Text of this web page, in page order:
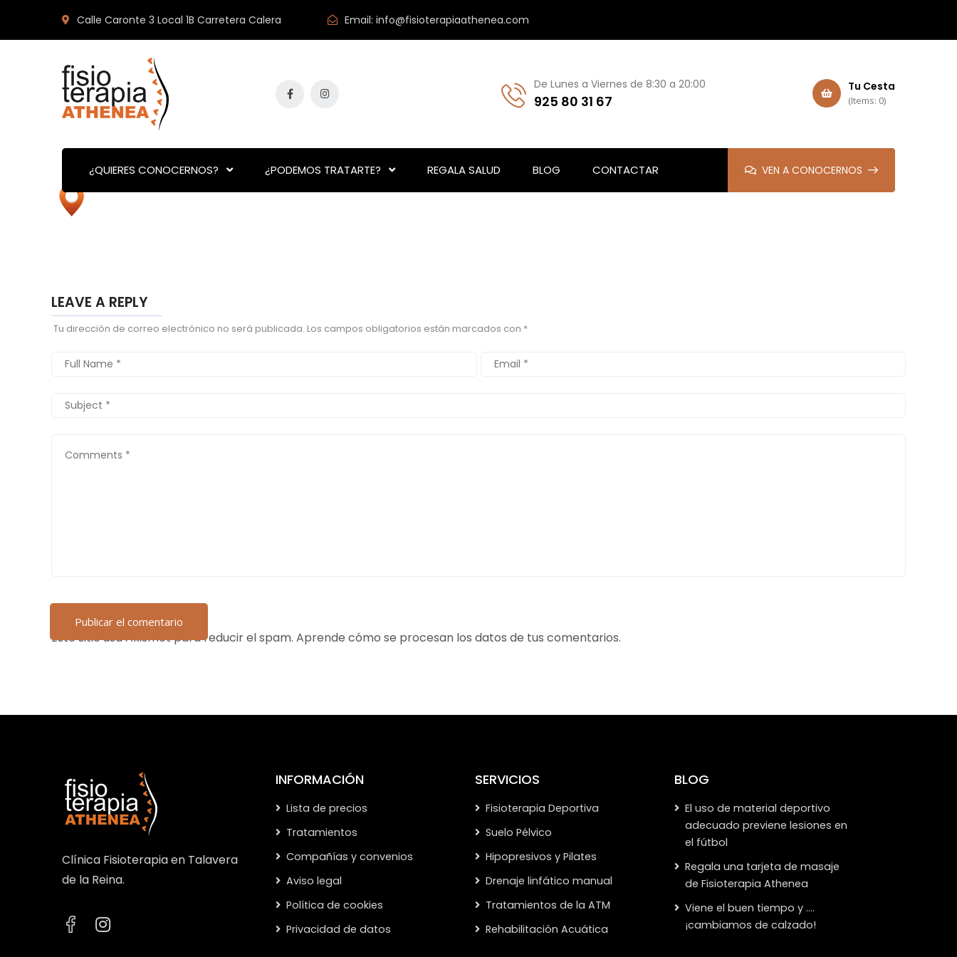
Calle Caronte 3 Local 1B Carretera Calera Email: info@fisioterapiaathenea.com
De Lunes a Viernes de 8:30 a 20:00
925 80 31 67
Tu Cesta
(Items: 0)
¿QUIERES CONOCERNOS? ¿PODEMOS TRATARTE? REGALA SALUD BLOG CONTACTAR VEN A CONOCERNOS
LEAVE A REPLY
Tu dirección de correo electrónico no será publicada. Los campos obligatorios están marcados con *
Este sitio usa Akismet para reducir el spam. Aprende cómo se procesan los datos de tus comentarios.
Clínica Fisioterapia en Talavera
de la Reina.
INFORMACIÓN
Lista de precios
Tratamientos
Compañías y convenios
Aviso legal
Política de cookies
Privacidad de datos
SERVICIOS
Fisioterapia Deportiva
Suelo Pélvico
Hipopresivos y Pilates
Drenaje linfático manual
Tratamientos de la ATM
Rehabilitación Acuática
BLOG
El uso de material deportivo
adecuado previene lesiones en
el fútbol
Regala una tarjeta de masaje
de Fisioterapia Athenea
Viene el buen tiempo y ….
¡cambiamos de calzado!